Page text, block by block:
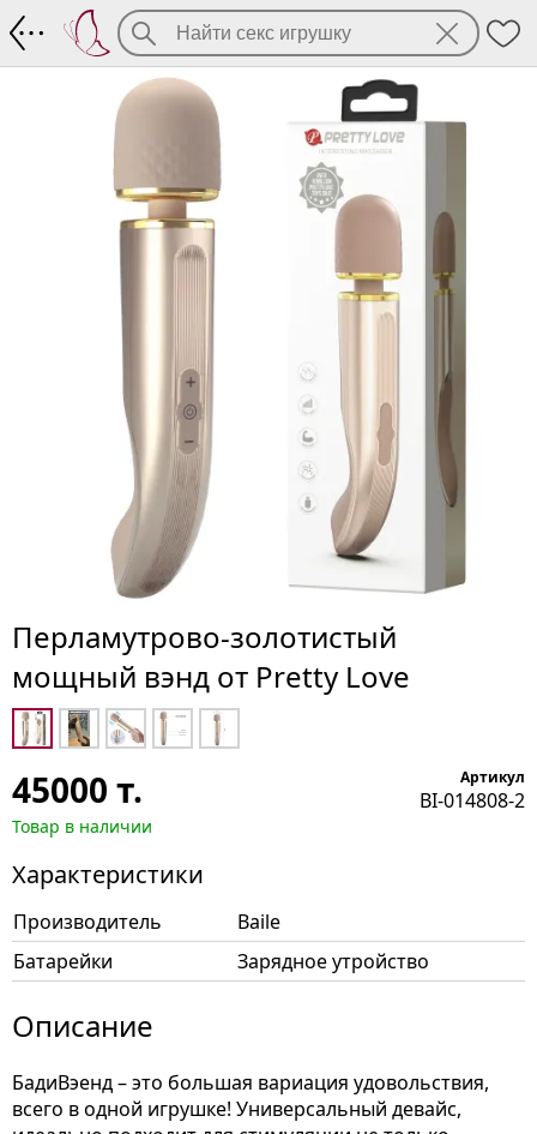
Перламутрово-золотистый
мощный вэнд от Pretty Love
45000 т.
Товар в наличии
Артикул
BI-014808-2
Характеристики
Производитель
Baile
Батарейки
Зарядное утройство
Описание
БадиВэенд – это большая вариация удовольствия,
всего в одной игрушке! Универсальный девайс,
Перламутрово-золотистый мощный